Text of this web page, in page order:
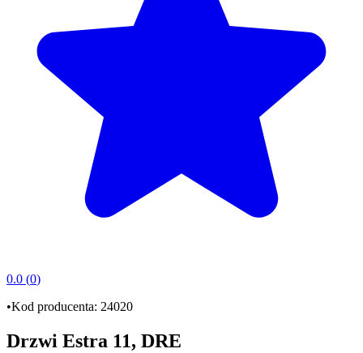
0.0 (0)
•Kod producenta: 24020
Drzwi Estra 11, DRE